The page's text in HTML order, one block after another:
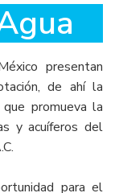
presentan
de ahí la
promueva la
y acuíferos del
para el